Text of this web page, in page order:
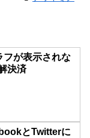
が表示されな
決済
とTwitterに